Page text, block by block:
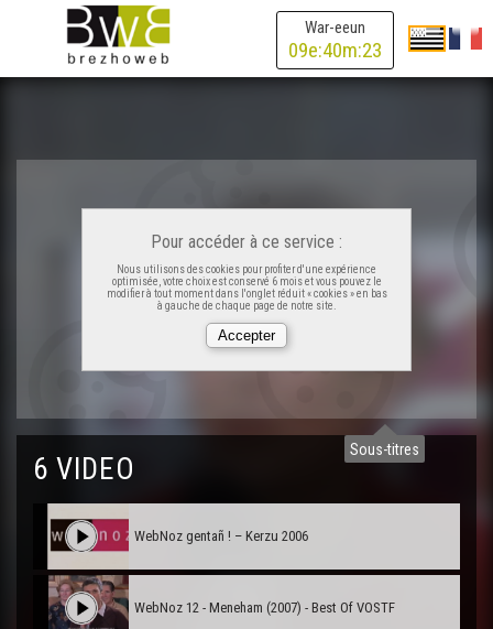
War-eeun
09e:40m:23
Sous-titres
Pour accéder à ce service :
Nous utilisons des cookies pour profiter d'une expérience
optimisée, votre choix est conservé 6 mois et vous pouvez le
modifier à tout moment dans l'onglet réduit « cookies » en bas
à gauche de chaque page de notre site.
6 VIDEO
WebNoz gentañ ! – Kerzu 2006
WebNoz 12 - Meneham (2007) - Best Of VOSTF